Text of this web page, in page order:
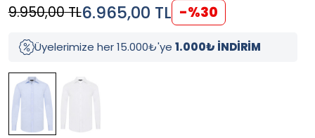
9.950,00TL6.965,00 TL -%30
Üyelerimize her 15.000₺'ye 1.000₺ İNDİRİM